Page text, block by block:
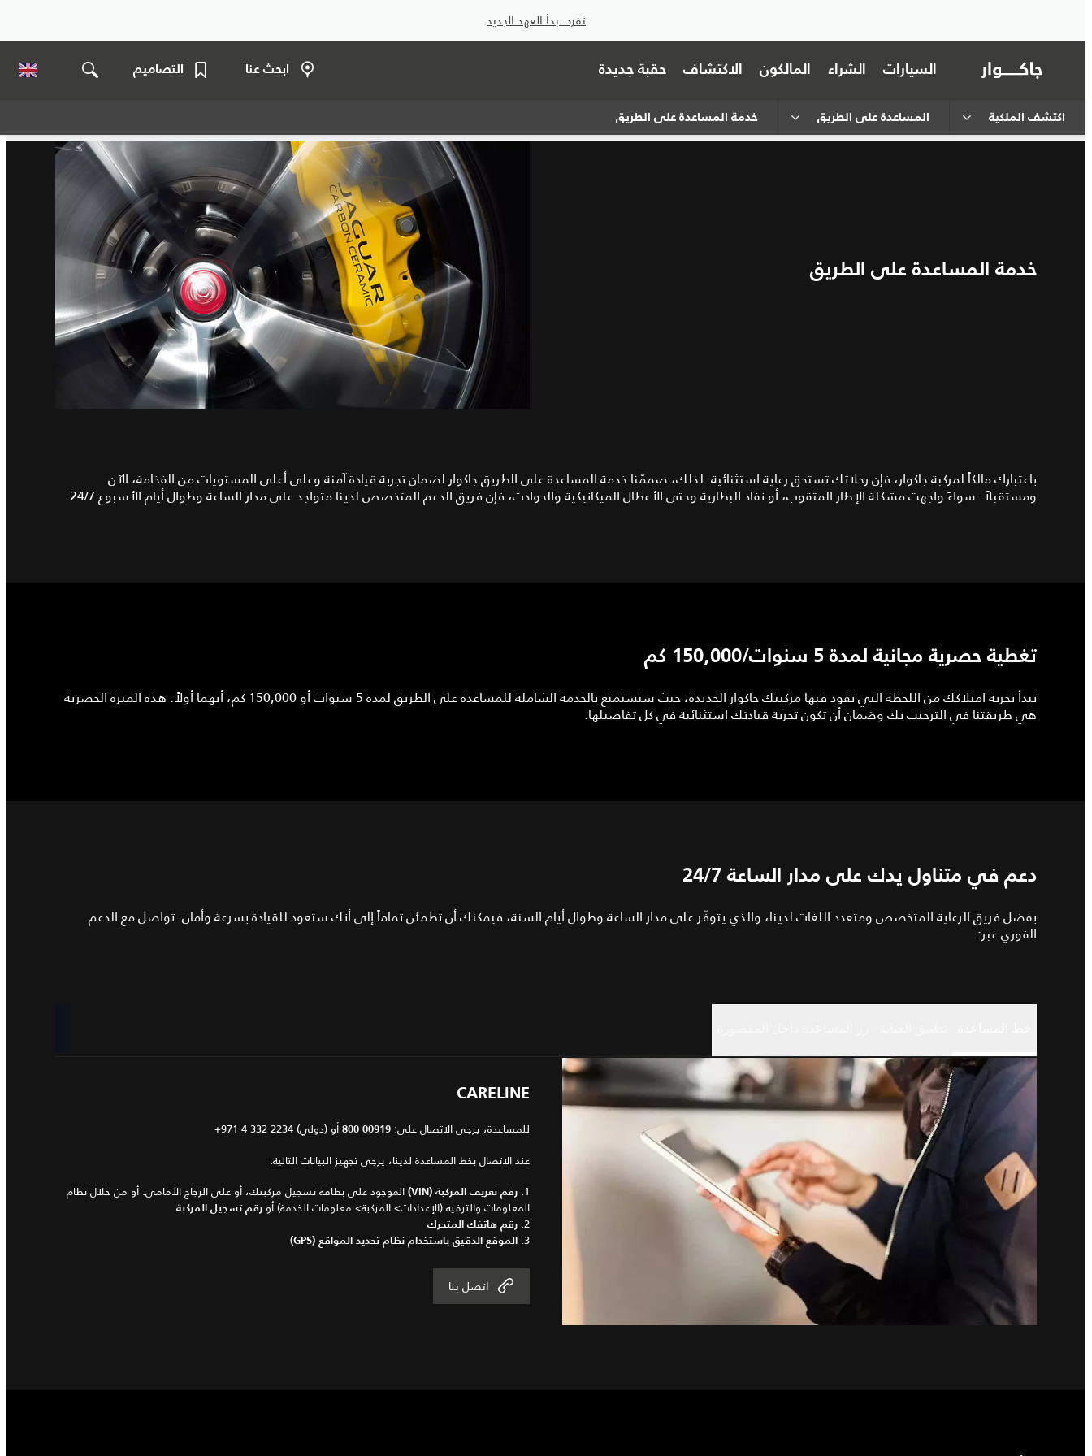
تفرد. بدأ العهد الجديد
السيارات الشراء المالكون الاكتشاف حقبة جديدة ابحث عنا التصاميم
اكتشف الملكية المساعدة على الطريق خدمة المساعدة على الطريق
خدمة المساعدة على الطريق
باعتبارك مالكاً لمركبة جاكوار، فإن رحلاتك تستحق رعاية استثنائية. لذلك، صممّنا خدمة المساعدة على الطريق جاكوار لضمان تجربة قيادة آمنة وعلى أعلى المستويات من الفخامة، الآن
ومستقبلاً. سواءً واجهت مشكلة الإطار المثقوب، أو نفاد البطارية وحتى الأعطال الميكانيكية والحوادث، فإن فريق الدعم المتخصص لدينا متواجد على مدار الساعة وطوال أيام الأسبوع 24/7.
تغطية حصرية مجانية لمدة 5 سنوات/150,000 كم
تبدأ تجربة امتلاكك من اللحظة التي تقود فيها مركبتك جاكوار الجديدة، حيث ستستمتع بالخدمة الشاملة للمساعدة على الطريق لمدة 5 سنوات أو 150,000 كم، أيهما أولاً. هذه الميزة الحصرية
هي طريقتنا في الترحيب بك وضمان أن تكون تجربة قيادتك استثنائية في كل تفاصيلها.
دعم في متناول يدك على مدار الساعة 24/7
بفضل فريق الرعاية المتخصص ومتعدد اللغات لدينا، والذي يتوفّر على مدار الساعة وطوال أيام السنة، فيمكنك أن تطمئن تماماً إلى أنك ستعود للقيادة بسرعة وأمان. تواصل مع الدعم
الفوري عبر:
CARELINE
للمساعدة، يرجى الاتصال على: 800 00919 أو +971 4 332 2234 (دولي)
عند الاتصال بخط المساعدة لدينا، يرجى تجهيز البيانات التالية:
1.
رقم تعريف المركبة (VIN)
الموجود على بطاقة تسجيل مركبتك، أو على الزجاج الأمامي. أو من خلال نظام
المعلومات والترفيه (الإعدادات> المركبة> معلومات الخدمة) أو رقم تسجيل المركبة
2. رقم هاتفك المتحرك
3. الموقع الدقيق باستخدام نظام تحديد المواقع (GPS)
اتصل بنا